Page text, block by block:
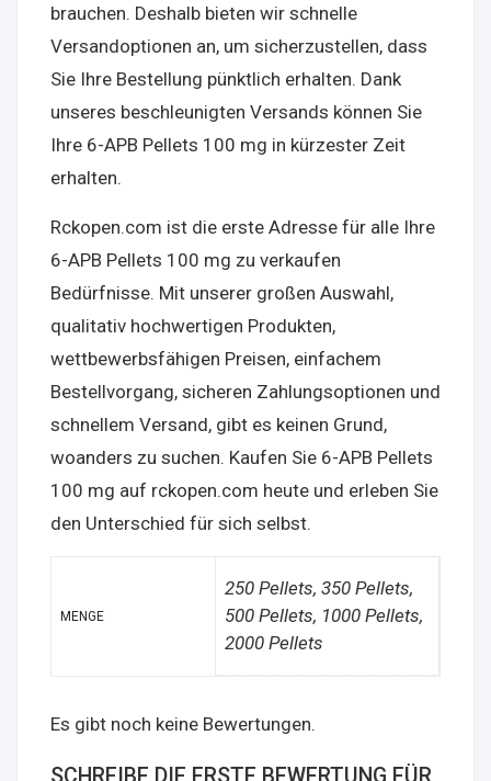
brauchen. Deshalb bieten wir schnelle
Versandoptionen an, um sicherzustellen, dass
Sie Ihre Bestellung pünktlich erhalten. Dank
unseres beschleunigten Versands können Sie
Ihre 6-APB Pellets 100 mg in kürzester Zeit
erhalten.
Rckopen.com ist die erste Adresse für alle Ihre
6-APB Pellets 100 mg zu verkaufen
Bedürfnisse. Mit unserer großen Auswahl,
qualitativ hochwertigen Produkten,
wettbewerbsfähigen Preisen, einfachem
Bestellvorgang, sicheren Zahlungsoptionen und
schnellem Versand, gibt es keinen Grund,
woanders zu suchen. Kaufen Sie 6-APB Pellets
100 mg auf rckopen.com heute und erleben Sie
den Unterschied für sich selbst.
MENGE
250 Pellets, 350 Pellets,
500 Pellets, 1000 Pellets,
2000 Pellets
Es gibt noch keine Bewertungen.
SCHREIBE DIE ERSTE BEWERTUNG FÜR